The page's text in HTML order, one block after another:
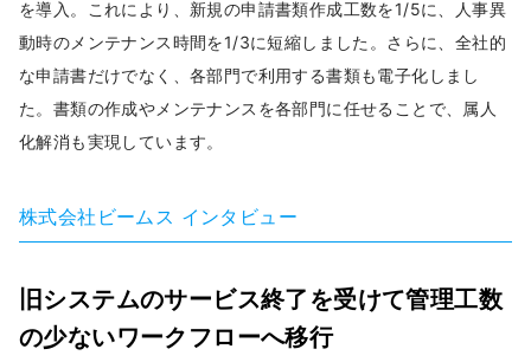
を導入。これにより、新規の申請書類作成工数を1/5に、人事異
動時のメンテナンス時間を1/3に短縮しました。さらに、全社的
な申請書だけでなく、各部門で利用する書類も電子化しまし
た。書類の作成やメンテナンスを各部門に任せることで、属人
化解消も実現しています。
株式会社ビームス インタビュー
旧システムのサービス終了を受けて管理工数
の少ないワークフローへ移行